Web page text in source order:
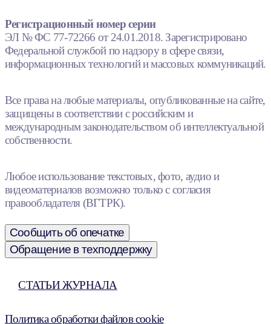
Регистрационный номер серии
ЭЛ № ФС 77-72266 от 24.01.2018. Зарегистрировано
Федеральной службой по надзору в сфере связи,
информационных технологий и массовых коммуникаций.
Все права на любые материалы, опубликованные на сайте,
защищены в соответствии с российским и
международным законодательством об интеллектуальной
собственности.
Любое использование текстовых, фото, аудио и
видеоматериалов возможно только с согласия
правообладателя (ВГТРК).
Сообщить об опечатке
Обращение в техподдержку
СТАТЬИ ЖУРНАЛА
Политика обработки файлов cookie